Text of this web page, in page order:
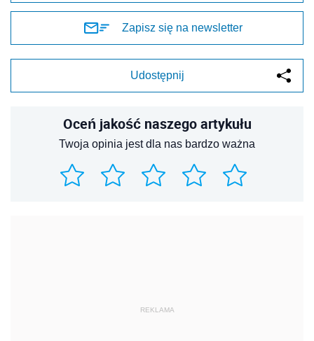
Zapisz się na newsletter
Udostępnij
Oceń jakość naszego artykułu
Twoja opinia jest dla nas bardzo ważna
REKLAMA